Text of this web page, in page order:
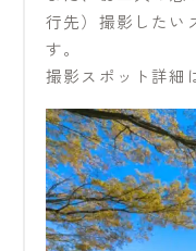
行先）撮影したい
す。
撮影スポット詳細